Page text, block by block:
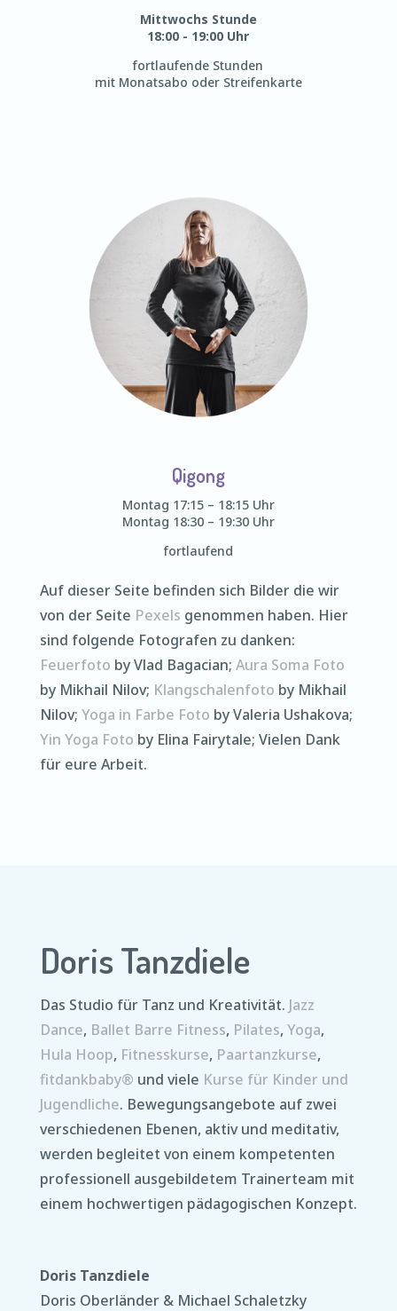
Mittwochs Stunde
18:00 - 19:00 Uhr
fortlaufende Stunden
mit Monatsabo oder Streifenkarte
Qigong
Montag 17:15 – 18:15 Uhr
Montag 18:30 – 19:30 Uhr
fortlaufend
Auf dieser Seite befinden sich Bilder die wir
von der Seite Pexels genommen haben. Hier
sind folgende Fotografen zu danken:
Feuerfoto by Vlad Bagacian; Aura Soma Foto
by Mikhail Nilov; Klangschalenfoto by Mikhail
Nilov; Yoga in Farbe Foto by Valeria Ushakova;
Yin Yoga Foto by Elina Fairytale; Vielen Dank
für eure Arbeit.
Doris Tanzdiele
Das Studio für Tanz und Kreativität. Jazz
Dance, Ballet Barre Fitness, Pilates, Yoga,
Hula Hoop, Fitnesskurse, Paartanzkurse,
fitdankbaby® und viele Kurse für Kinder und
Jugendliche. Bewegungsangebote auf zwei
verschiedenen Ebenen, aktiv und meditativ,
werden begleitet von einem kompetenten
professionell ausgebildetem Trainerteam mit
einem hochwertigen pädagogischen Konzept.
Doris Tanzdiele
Doris Oberländer & Michael Schaletzky